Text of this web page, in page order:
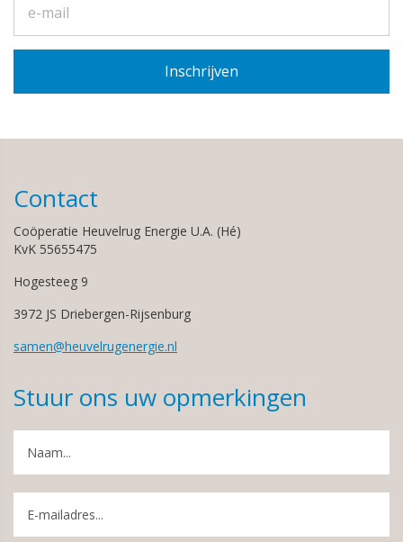
Contact
Coöperatie Heuvelrug Energie U.A. (Hé)
KvK 55655475
Hogesteeg 9
3972 JS Driebergen-Rijsenburg
samen@heuvelrugenergie.nl
Stuur ons uw opmerkingen